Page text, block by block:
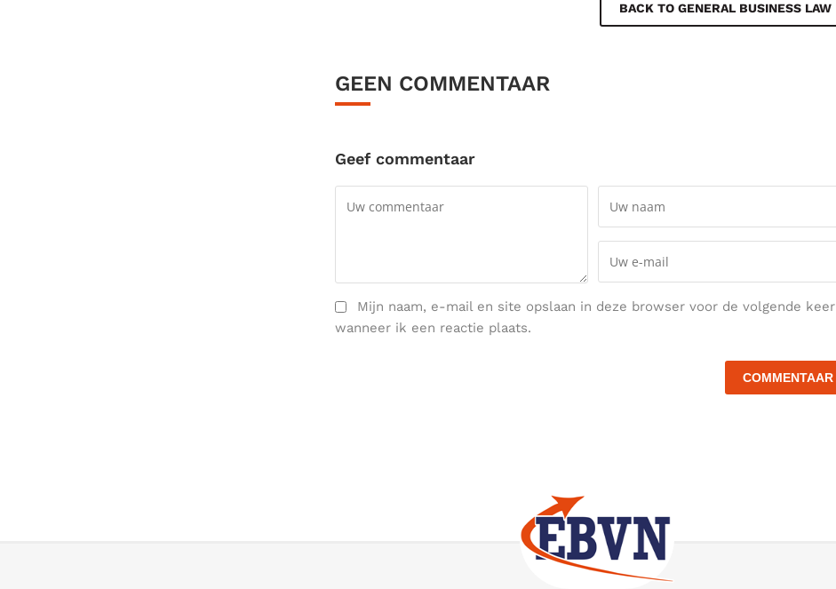
BACK TO GENERAL BUSINESS LAW
GEEN COMMENTAAR
Geef commentaar
Mijn naam, e-mail en site opslaan in deze browser voor de volgende keer
wanneer ik een reactie plaats.